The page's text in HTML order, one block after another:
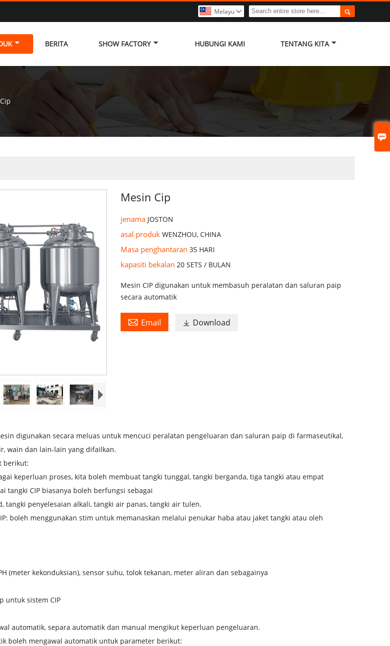


Melayu 
BERITA SHOW FACTORY HUBUNGI KAMI TENTANG KITA
Mesin Cip
jenama JOSTON
asal produkWENZHOU, CHINA
Masa penghantaran35 HARI
kapasiti bekalan 20 SETS / BULAN
Mesin CIP digunakan untuk membasuh peralatan dan saluran paip
secara automatik
 Email  Download
digunakan secara meluas untuk mencuci peralatan pengeluaran dan saluran paip di farmaseutikal,
wain dan lain-lain yang difailkan.
berikut:
keperluan proses, kita boleh membuat tangki tunggal, tangki berganda, tiga tangki atau empat
tangki CIP biasanya boleh berfungsi sebagai
tangki penyelesaian alkali, tangki air panas, tangki air tulen.
boleh menggunakan stim untuk memanaskan melalui penukar haba atau jaket tangki atau oleh
(meter kekonduksian), sensor suhu, tolok tekanan, meter aliran dan sebagainya
untuk sistem CIP
automatik, separa automatik dan manual mengikut keperluan pengeluaran.
boleh mengawal automatik untuk parameter berikut: